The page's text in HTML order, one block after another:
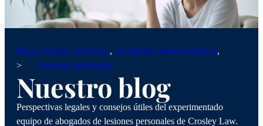
Blog
>
Lesiones cerebrales, Accidentes automovilísticos
Lesiones personales
Nuestro blog
Perspectivas legales y consejos útiles del experimentado
equipo de abogados de lesiones personales de Crosley Law.